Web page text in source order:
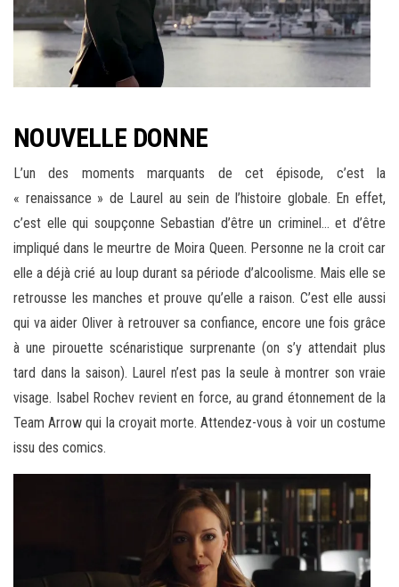
NOUVELLE DONNE
L’un des moments marquants de cet épisode, c’est la
« renaissance » de Laurel au sein de l’histoire globale. En effet,
c’est elle qui soupçonne Sebastian d’être un criminel… et d’être
impliqué dans le meurtre de Moira Queen. Personne ne la croit car
elle a déjà crié au loup durant sa période d’alcoolisme. Mais elle se
retrousse les manches et prouve qu’elle a raison. C’est elle aussi
qui va aider Oliver à retrouver sa confiance, encore une fois grâce
à une pirouette scénaristique surprenante (on s’y attendait plus
tard dans la saison). Laurel n’est pas la seule à montrer son vraie
visage. Isabel Rochev revient en force, au grand étonnement de la
Team Arrow qui la croyait morte. Attendez-vous à voir un costume
issu des comics.